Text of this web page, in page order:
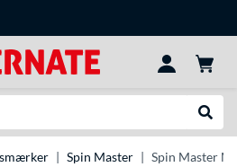
Spin Master Spin Master